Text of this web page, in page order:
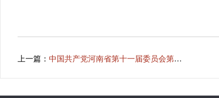
上一篇： 中国共产党河南省第十一届委员会第十次全体会议公报